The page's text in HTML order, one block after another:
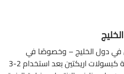
في دول الخليج – وخصوصًا في
السعودية والإمارات – فعالية كبسولات اريكتين بعد استخدام 2-3